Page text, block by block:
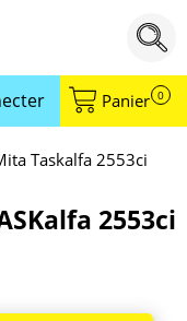
Panier 0
Taskalfa 2553ci
2553ci